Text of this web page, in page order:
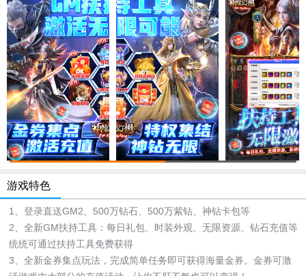
游戏特色
1、登录直送GM2、500万钻石、500万紫钻、神钻卡包等
2、全新GM扶持工具：每日礼包、时装外观、无限资源、钻石充值等
统统可通过扶持工具免费获得
3、全新金券集点玩法，完成简单任务即可获得海量金券。金券可激